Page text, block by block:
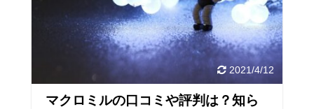
2021/4/12
マクロミルの口コミや評判は？知ら